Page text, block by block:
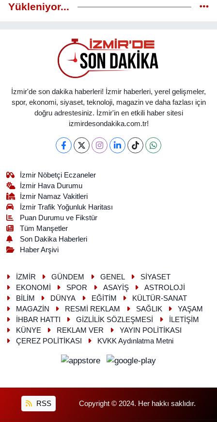
Yükleniyor...
İzmir'de son dakika haberleri! İzmir haberleri, yerel gelişmeler,
spor, ekonomi, siyaset, teknoloji, magazin ve daha fazlası için
doğru adrestesiniz. İzmir'in en etkili haber sitesi
izmirdesondakika.com.tr!
İzmir Nöbetçi Eczaneler
İzmir Hava Durumu
İzmir Namaz Vakitleri
İzmir Trafik Yoğunluk Haritası
Puan Durumu ve Fikstür
Tüm Manşetler
Son Dakika Haberleri
Haber Arşivi
İZMİR GÜNDEM GENEL
SİYASET
EKONOMİ
SPOR ASAYİŞ
ASTROLOJİ
BİLİM
DÜNYA EĞİTİM
KÜLTÜR-SANAT
MAGAZİN
RESMİ REKLAM SAĞLIK
YAŞAM
İHBAR HATTI
GİZLİLİK SÖZLEŞMESİ
İLETİŞİM
KÜNYE
REKLAM VER
YAYIN POLİTİKASI
ÇEREZ POLİTİKASI
KVKK Aydınlatma Metni
RSS Copyright © 2024. Her hakkı saklıdır.